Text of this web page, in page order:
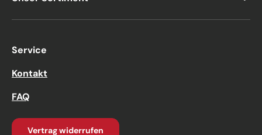
Service
Kontakt
FAQ
Vertrag widerrufen